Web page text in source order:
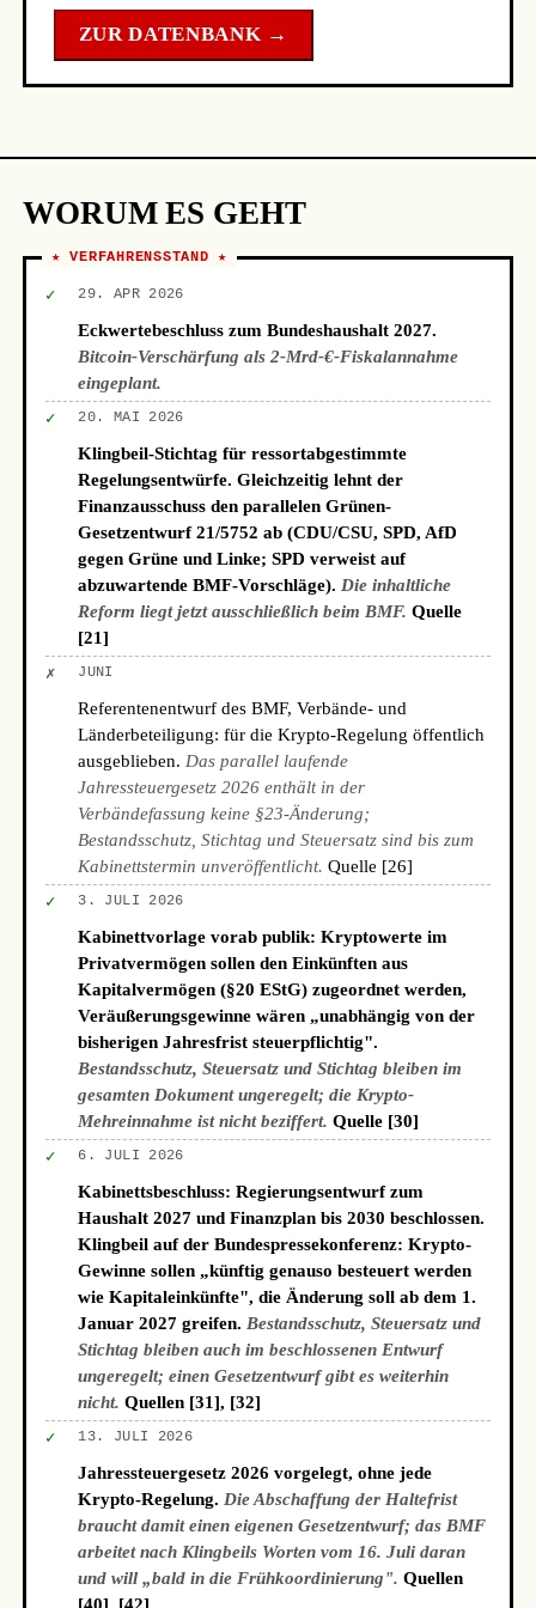
ZUR DATENBANK →
WORUM ES GEHT
★ VERFAHRENSSTAND ★
✓ 29. APR 2026
Eckwertebeschluss zum Bundeshaushalt 2027.
Bitcoin-Verschärfung als 2-Mrd-€-Fiskalannahme
eingeplant.
✓ 20. MAI 2026
Klingbeil-Stichtag für ressortabgestimmte
Regelungsentwürfe. Gleichzeitig lehnt der
Finanzausschuss den parallelen Grünen-
Gesetzentwurf 21/5752 ab (CDU/CSU, SPD, AfD
gegen Grüne und Linke; SPD verweist auf
abzuwartende BMF-Vorschläge). Die inhaltliche
Reform liegt jetzt ausschließlich beim BMF. Quelle
[21]
✗ JUNI
Referentenentwurf des BMF, Verbände- und
Länderbeteiligung: für die Krypto-Regelung öffentlich
ausgeblieben. Das parallel laufende
Jahressteuergesetz 2026 enthält in der
Verbändefassung keine §23-Änderung;
Bestandsschutz, Stichtag und Steuersatz sind bis zum
Kabinettstermin unveröffentlicht. Quelle [26]
✓ 3. JULI 2026
Kabinettvorlage vorab publik: Kryptowerte im
Privatvermögen sollen den Einkünften aus
Kapitalvermögen (§20 EStG) zugeordnet werden,
Veräußerungsgewinne wären „unabhängig von der
bisherigen Jahresfrist steuerpflichtig".
Bestandsschutz, Steuersatz und Stichtag bleiben im
gesamten Dokument ungeregelt; die Krypto-
Mehreinnahme ist nicht beziffert. Quelle [30]
✓ 6. JULI 2026
Kabinettsbeschluss: Regierungsentwurf zum
Haushalt 2027 und Finanzplan bis 2030 beschlossen.
Klingbeil auf der Bundespressekonferenz: Krypto-
Gewinne sollen „künftig genauso besteuert werden
wie Kapitaleinkünfte", die Änderung soll ab dem 1.
Januar 2027 greifen. Bestandsschutz, Steuersatz und
Stichtag bleiben auch im beschlossenen Entwurf
ungeregelt; einen Gesetzentwurf gibt es weiterhin
nicht. Quellen [31], [32]
✓ 13. JULI 2026
Jahressteuergesetz 2026 vorgelegt, ohne jede
Krypto-Regelung. Die Abschaffung der Haltefrist
braucht damit einen eigenen Gesetzentwurf; das BMF
arbeitet nach Klingbeils Worten vom 16. Juli daran
und will „bald in die Frühkoordinierung". Quellen